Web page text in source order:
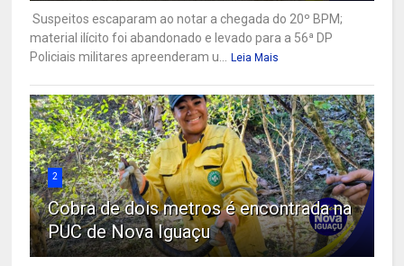
Suspeitos escaparam ao notar a chegada do 20º BPM;
material ilícito foi abandonado e levado para a 56ª DP
Policiais militares apreenderam u... Leia Mais
2
Cobra de dois metros é encontrada na
PUC de Nova Iguaçu